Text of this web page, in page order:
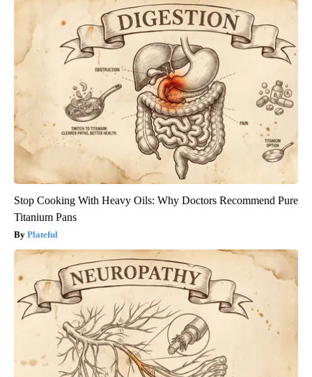
Stop Cooking With Heavy Oils: Why Doctors Recommend Pure
Titanium Pans
Plateful